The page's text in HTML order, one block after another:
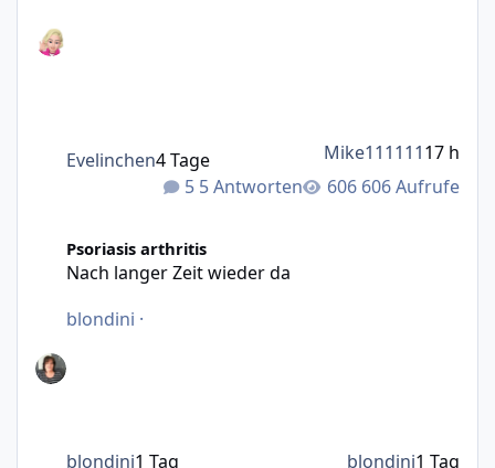
5 Antworten 606 Aufrufe
Evelinchen4 Tage Mike11111117 h
Psoriasis arthritis
Nach langer Zeit wieder da
blondini ·
blondini1 Tag blondini1 Tag